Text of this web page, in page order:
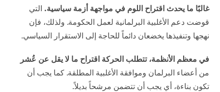
غالبًا ما يحدث اقتراح اللوم في مواجهة أزمة سياسية. التي
قوضت دعم الأغلبية البرلمانية لعمل الحكومة. ولذلك، فإن
نهجها وتنفيذها يخضعان دائماً للحاجة إلى الاستقرار السياسي.
في معظم الأنظمة، تتطلب الحركة اقتراح ما لا يقل عن عُشر
من أعضاء البرلمان وموافقة الأغلبية المطلقة. كما يجب أن
تكون بناءة، أي يجب أن تتضمن مرشحاً بديلاً.